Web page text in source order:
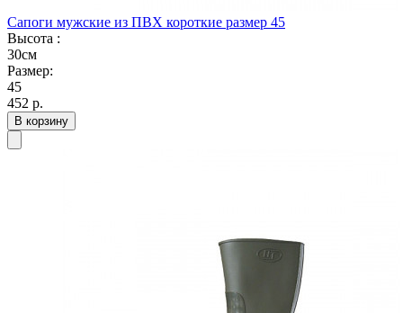
Сапоги мужские из ПВХ короткие размер 45
Высота :
30см
Размер:
45
452 р.
В корзину